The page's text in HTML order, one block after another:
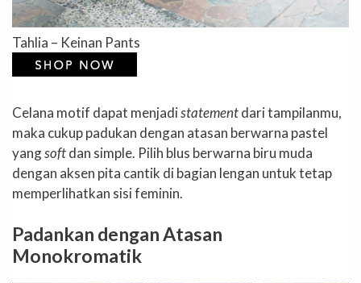
Tahlia – Keinan Pants
Celana motif dapat menjadistatementdari tampilanmu,
maka cukup padukan dengan atasan berwarna pastel
yangsoftdan simple. Pilih blus berwarna biru muda
dengan aksen pita cantik di bagian lengan untuk tetap
memperlihatkan sisi feminin.
Padankan dengan Atasan
Monokromatik